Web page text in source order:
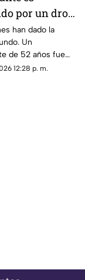
por un dron
han dado la
Un
de 52 años fue
un dron FPV
12:28 p. m.